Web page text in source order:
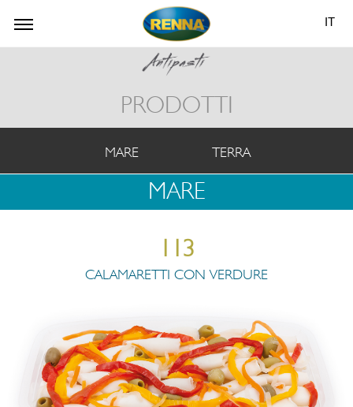
IT
PRODOTTI
MARE TERRA
MARE
113
CALAMARETTI CON VERDURE